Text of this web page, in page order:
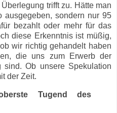
trifft zu. Hätte man
sondern nur 95
bezahlt oder mehr für das
diese Erkenntnis ist müßig,
wir richtig gehandelt haben
die uns zum Erwerb der
sind. Ob unsere Spekulation
der Zeit.
Tugend des